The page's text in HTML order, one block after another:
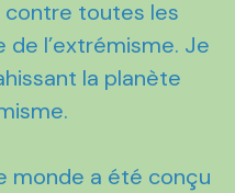
toutes les
l’extrémisme. Je
la planète
monde a été conçu